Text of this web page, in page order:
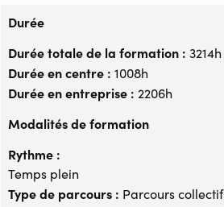
Durée
Durée totale de la formation : 3214h
Durée en centre : 1008h
Durée en entreprise : 2206h
Modalités de formation
Rythme :
Temps plein
Type de parcours : Parcours collectif